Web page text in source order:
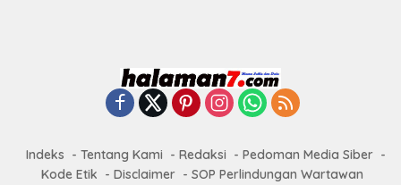
Indeks Tentang Kami Redaksi
Pedoman Media Siber
Kode Etik
Disclaimer SOP Perlindungan Wartawan